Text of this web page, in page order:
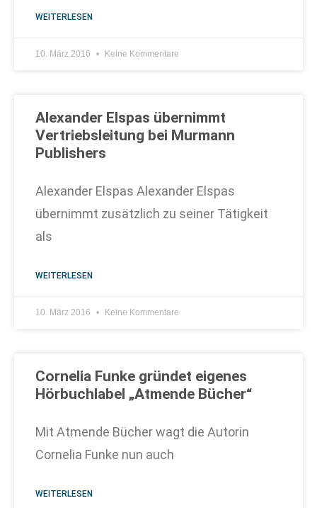
WEITERLESEN
10. März 2016 Keine Kommentare
Alexander Elspas übernimmt
Vertriebsleitung bei Murmann
Publishers
Alexander Elspas Alexander Elspas
übernimmt zusätzlich zu seiner Tätigkeit
als
WEITERLESEN
10. März 2016 Keine Kommentare
Cornelia Funke gründet eigenes
Hörbuchlabel „Atmende Bücher“
Mit Atmende Bücher wagt die Autorin
Cornelia Funke nun auch
WEITERLESEN